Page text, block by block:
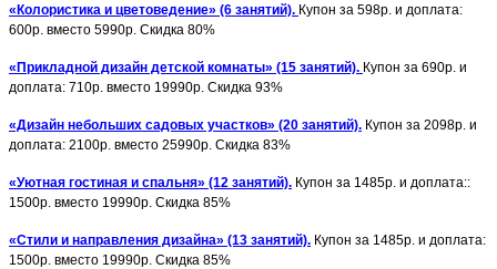
«Колористика и цветоведение» (6 занятий). Купон за 598р. и доплата:
600р. вместо 5990р. Скидка 80%
«Прикладной дизайн детской комнаты» (15 занятий). Купон за 690р. и
доплата: 710р. вместо 19990р. Скидка 93%
«Дизайн небольших садовых участков» (20 занятий). Купон за 2098р. и
доплата: 2100р. вместо 25990р. Скидка 83%
«Уютная гостиная и спальня» (12 занятий). Купон за 1485р. и доплата::
1500р. вместо 19990р. Скидка 85%
«Стили и направления дизайна» (13 занятий). Купон за 1485р. и доплата:
1500р. вместо 19990р. Скидка 85%